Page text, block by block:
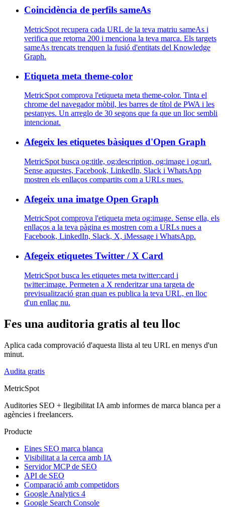
Coincidència de perfils sameAs
MetricSpot recupera cada URL de la teva matriu sameAs i
verifica que retorna 200 i menciona la teva marca. Els targets
sameAs trencats trenquen la fusió d'entitats del Knowledge
Graph.
Etiqueta meta theme-color
MetricSpot comprova l'etiqueta meta theme-color. Tinta el
chrome del navegador mòbil, les barres de títol de PWA i les
pestanyes. Un arreglo de 30 segons que fa que un lloc sembli
intencionat.
Afegeix les etiquetes bàsiques d'Open Graph
MetricSpot busca og:title, og:description, og:image i og:url.
Sense aquestes, Facebook, LinkedIn, Slack i WhatsApp
mostren els enllaços compartits com a URLs nues.
Afegeix una imatge Open Graph
MetricSpot comprova l'etiqueta meta og:image. Sense ella, els
enllaços a la teva pàgina es mostren com a URLs nues a
Facebook, LinkedIn, Slack, X, iMessage i WhatsApp.
Afegeix etiquetes Twitter / X Card
MetricSpot busca les etiquetes meta twitter:card i
twitter:image. Permeten a X renderitzar una targeta de
previsualització gran quan es publica la teva URL, en lloc
d'un enllaç nu.
Fes una auditoria gratis al teu lloc
Aplica cada comprovació d'aquesta llista al teu URL en menys d'un
minut.
Audita gratis
MetricSpot
Auditories SEO + llegibilitat IA amb informes de marca blanca per a
agències i freelancers.
Producte
Eines SEO marca blanca
Visibilitat a la cerca amb IA
Servidor MCP de SEO
API de SEO
Comparació amb competidors
Google Analytics 4
Google Search Console